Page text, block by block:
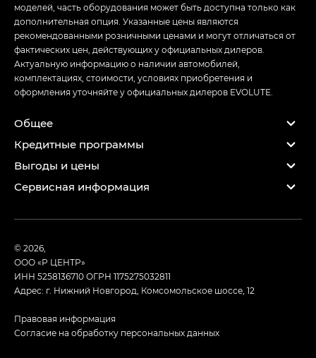
моделей, часть оборудования может быть доступна только как
дополнительная опция. Указанные цены являются
рекомендованными розничными ценами и могут отличаться от
фактических цен, действующих у официальных дилеров.
Актуальную информацию о наличии автомобилей,
комплектациях, стоимости, условиях приобретения и
оформления уточняйте у официальных дилеров EVOLUTE.
Общее
Кредитные программы
Выгоды и цены
Сервисная информация
© 2026,
ООО «Р ЦЕНТР»
ИНН 5258136710ОГРН 1175275032811
Адрес: г. Нижний Новгород, Комсомольское шоссе, 12
Правовая информация
Согласие на обработку персональных данных